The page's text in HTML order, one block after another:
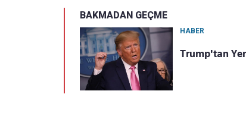
BAKMADAN GEÇME
HABER
Trump'tan